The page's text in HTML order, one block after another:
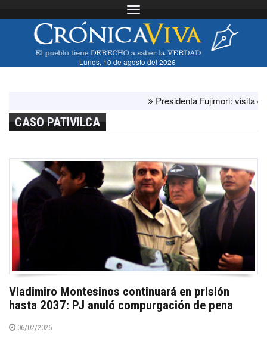
Toggle navigation
Lunes, 10 de agosto del 2026
Presidenta Fujimori: visita del
CASO PATIVILCA
Vladimiro Montesinos continuará en prisión
hasta 2037: PJ anuló compurgación de pena
06/02/2026